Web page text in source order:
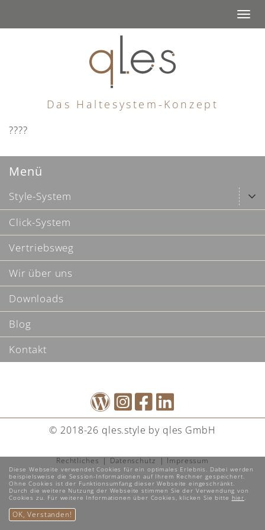
Das Haltesystem-Konzept
????
Menü
Style-System
Click-System
Vertriebsweg
Wir über uns
Downloads
Blog
Kontakt
© 2018-26 qles.style by qles GmbH
Rechtliches Datenschutz Impressum
Diese Webseite verwendet Cookies für ein optimales Erlebnis. Dabei werden
beispielsweise die Session-Informationen auf Ihrem Rechner gespeichert.
Ohne Cookies ist der Funktionsumfang dieser Webseite eingeschränkt.
Durch die weitere Nutzung der Webseite stimmen Sie der Verwendung von
Cookies zu. Für weitere Informationen über Cookies, klicken Sie bitte hier.
OK, Verstanden!